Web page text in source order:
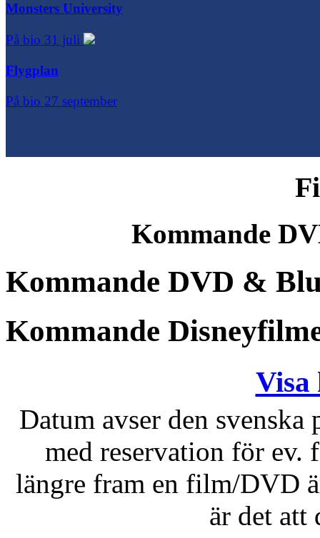
Monsters University
På bio 31 juli
Flygplan
På bio 27 september
Kommande
Kommande DVD &
Kommande
Visa
Datum avser den
med reservation för ev.
längre fram en film/DVD
är det att